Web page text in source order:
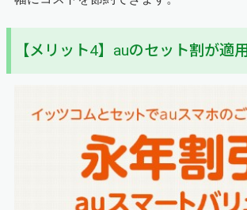
【メリット4】auのセット割が適